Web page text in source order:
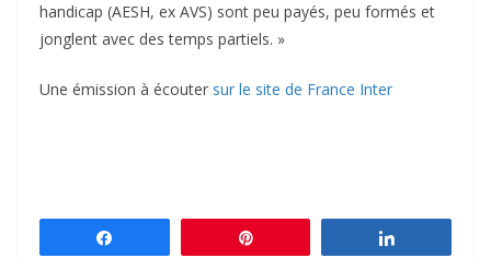
handicap (AESH, ex AVS) sont peu payés, peu formés et
jonglent avec des temps partiels. »
Une émission à écouter sur le site de France Inter